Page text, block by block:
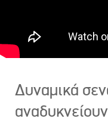
Δυναμικά